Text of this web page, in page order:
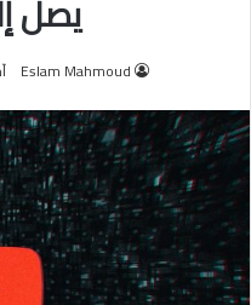
يصل
Eslam Mahmoud